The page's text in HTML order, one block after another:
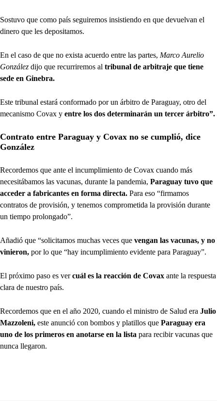
Sostuvo que como país seguiremos insistiendo en que devuelvan el
dinero que les depositamos.
En el caso de que no exista acuerdo entre las partes, Marco Aurelio
González dijo que recurriremos al tribunal de arbitraje que tiene
sede en Ginebra.
Este tribunal estará conformado por un árbitro de Paraguay, otro del
mecanismo Covax y entre los dos determinarán un tercer árbitro”.
Contrato entre Paraguay y Covax no se cumplió, dice
González
Recordemos que ante el incumplimiento de Covax cuando más
necesitábamos las vacunas, durante la pandemia, Paraguay tuvo que
acceder a fabricantes en forma directa. Para eso “firmamos
contratos de provisión, y tenemos comprometida la provisión durante
un tiempo prolongado”.
Añadió que “solicitamos muchas veces que vengan las vacunas, y no
vinieron, por lo que “hay incumplimiento evidente para Paraguay”.
El próximo paso es vercuál es la reacción de Covax ante la respuesta
clara de nuestro país.
Recordemos que en el año 2020, cuando el ministro de Salud era Julio
Mazzoleni, este anunció con bombos y platillos que Paraguay era
uno de los primeros en anotarse en la lista para recibir vacunas que
nunca llegaron.